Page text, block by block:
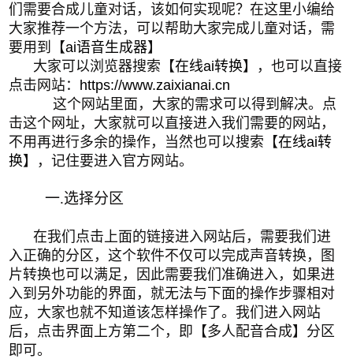
们需要合成儿童对话，该如何实现呢？在这里小编给
大家推荐一个方法，可以帮助大家完成儿童对话，需
要用到【ai语音生成器】
大家可以浏览器搜索【在线ai转换】，也可以直接
点击 网站： https://www.zaixianai.cn
这个网站里面，大家的需求可以得到解决。点
击这个网址，大家就可以直接进入我们需要的网站，
不用再进行多余的操作，当然也可以搜索【在线ai转
换】，记住要进入官方网站。
一.选择分区
在我们点击上面的链接进入网站后， 需要我们进
入正确的分区，这个软件不仅可以完成声音转换，图
片转换也可以满足，因此需要我们准确进入 ，如果进
入到另外功能的界面 ， 就无法与下面的操作步骤相对
应，大家也就不知道该怎样操作了。我们进入网站
后，点击界面上方第二个，即 【多人配音合成】 分区
即可。